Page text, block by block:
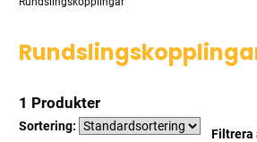
1 Produkter
Sortering:
Filtrera